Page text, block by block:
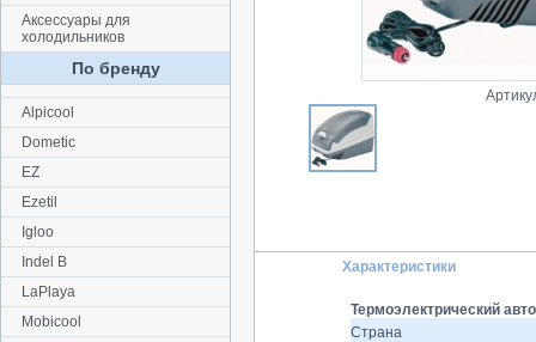
Характеристики
Термоэлектрический
Страна
Аксессуары для
холодильников
По бренду
Alpicool
Dometic
EZ
Ezetil
Igloo
Indel B
LaPlaya
Mobicool